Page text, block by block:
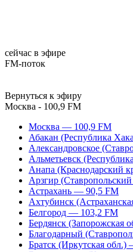
сейчас в эфире
FM-поток
Вернуться к эфиру
Москва - 100,9 FM
Москва — 100,9 FM
Абакан (Республика
Александровское
Альметьевск
Анапа (Краснодарский
Арзгир
Астрахань — 90,5 FM
Ахтубинск
Белгород — 103,2 FM
Бердянск (Запорожская
Благодарный
Братск (Иркутская